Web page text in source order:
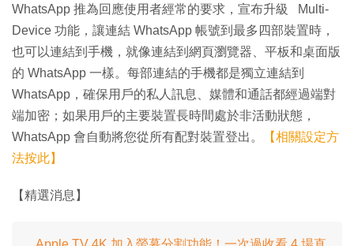
片
WhatsApp 推為回應使用者經常的要求，宣布升級 Multi-
Device 功能，讓連結 WhatsApp 帳號到最多四部裝置時，
也可以連結到手機，就像連結到網頁瀏覽器、平板和桌面版
的 WhatsApp 一樣。每部連結的手機都是獨立連結到
WhatsApp，確保用戶的私人訊息、媒體和通話都經過端對
端加密；如果用戶的主要裝置長時間處於非活動狀態，
WhatsApp 會自動將您從所有配對裝置登出。
【相關設定方
法按此】
【精選消息】